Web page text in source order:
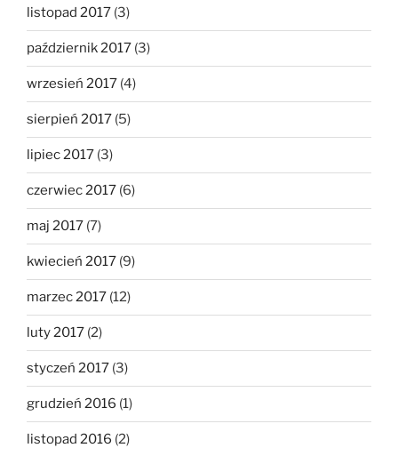
listopad 2017 (3)
październik 2017 (3)
wrzesień 2017 (4)
sierpień 2017 (5)
lipiec 2017 (3)
czerwiec 2017 (6)
maj 2017 (7)
kwiecień 2017 (9)
marzec 2017 (12)
luty 2017 (2)
styczeń 2017 (3)
grudzień 2016 (1)
listopad 2016 (2)